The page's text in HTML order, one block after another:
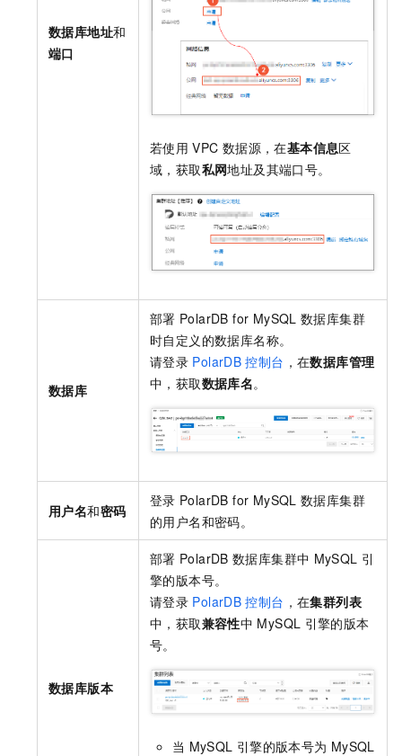
数据库地址和
端口
若使用 VPC 数据源，在基本信息区
域，获取私网地址及其端口号。
数据库
部署 PolarDB for MySQL 数据库集群
时自定义的数据库名称。
请登录 PolarDB 控制台 ，在数据库管理
中，获取数据库名。
用户名和密码
登录 PolarDB for MySQL 数据库集群
的用户名和密码。
数据库版本
部署 PolarDB 数据库集群中 MySQL 引
擎的版本号。
请登录 PolarDB 控制台 ，在集群列表
中，获取兼容性中 MySQL 引擎的版本
号。
当 MySQL 引擎的版本号为 MySQL